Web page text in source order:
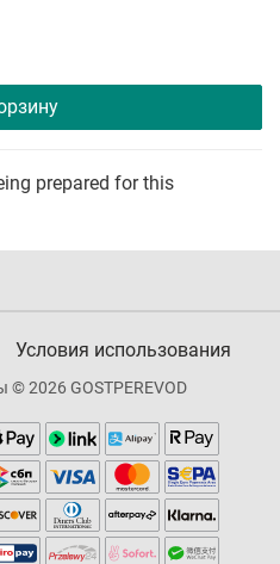
prepared for this
Условия использования
2026 GOSTPEREVOD